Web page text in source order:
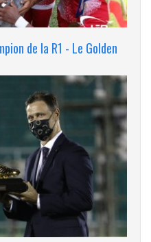
de la R1 - Le Golden